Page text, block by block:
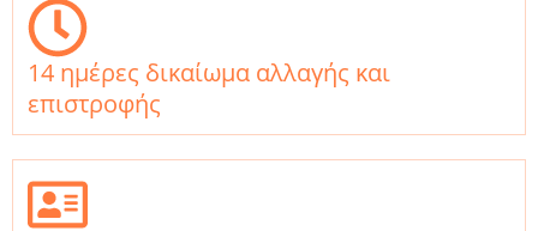
14 ημέρες δικαίωμα αλλαγής και
επιστροφής